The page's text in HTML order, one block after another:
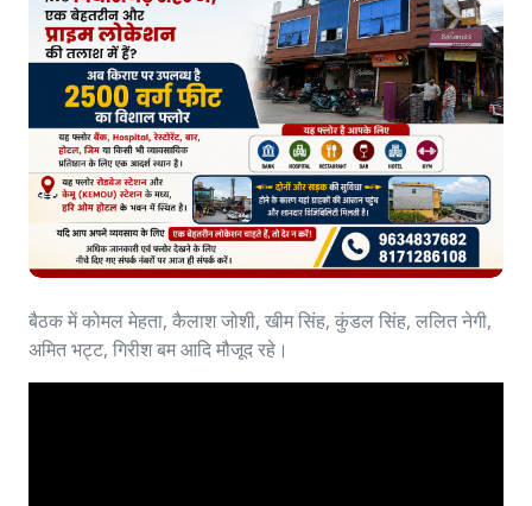
बैठक में कोमल मेहता, कैलाश जोशी, खीम सिंह, कुंडल सिंह, ललित नेगी,
अमित भट्ट, गिरीश बम आदि मौजूद रहे।